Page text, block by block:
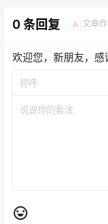
0 条回复 A 文章
欢迎您，新朋友，感